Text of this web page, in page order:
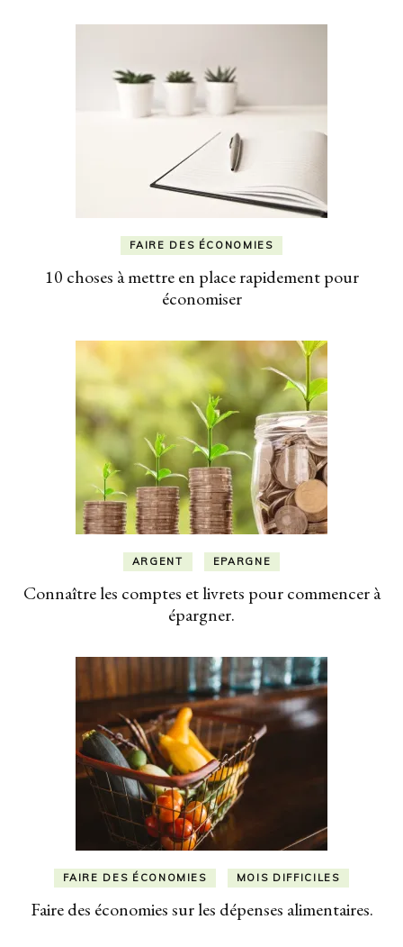
FAIRE DES ÉCONOMIES
10 choses à mettre en place rapidement pour
économiser
ARGENT EPARGNE
Connaître les comptes et livrets pour commencer à
épargner.
FAIRE DES ÉCONOMIES MOIS DIFFICILES
Faire des économies sur les dépenses alimentaires.